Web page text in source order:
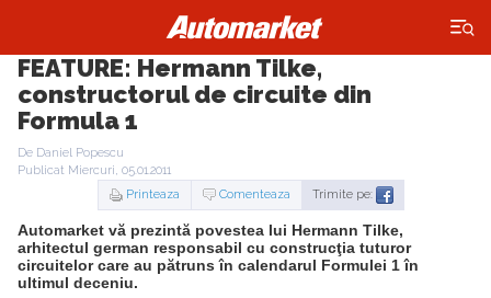
×
FEATURE: Hermann Tilke,
constructorul de circuite din
Formula 1
De Daniel Popescu
Publicat Miercuri, 05.01.2011
Printeaza
Comenteaza Trimite pe:
Automarket vă prezintă povestea lui Hermann Tilke,
arhitectul german responsabil cu construcţia tuturor
circuitelor care au pătruns în calendarul Formulei 1 în
ultimul deceniu.